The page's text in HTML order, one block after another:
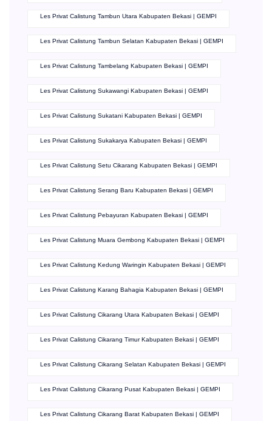
Les Privat Calistung Tambun Utara Kabupaten Bekasi | GEMPI
Les Privat Calistung Tambun Selatan Kabupaten Bekasi | GEMPI
Les Privat Calistung Tambelang Kabupaten Bekasi | GEMPI
Les Privat Calistung Sukawangi Kabupaten Bekasi | GEMPI
Les Privat Calistung Sukatani Kabupaten Bekasi | GEMPI
Les Privat Calistung Sukakarya Kabupaten Bekasi | GEMPI
Les Privat Calistung Setu Cikarang Kabupaten Bekasi | GEMPI
Les Privat Calistung Serang Baru Kabupaten Bekasi | GEMPI
Les Privat Calistung Pebayuran Kabupaten Bekasi | GEMPI
Les Privat Calistung Muara Gembong Kabupaten Bekasi | GEMPI
Les Privat Calistung Kedung Waringin Kabupaten Bekasi | GEMPI
Les Privat Calistung Karang Bahagia Kabupaten Bekasi | GEMPI
Les Privat Calistung Cikarang Utara Kabupaten Bekasi | GEMPI
Les Privat Calistung Cikarang Timur Kabupaten Bekasi | GEMPI
Les Privat Calistung Cikarang Selatan Kabupaten Bekasi | GEMPI
Les Privat Calistung Cikarang Pusat Kabupaten Bekasi | GEMPI
Les Privat Calistung Cikarang Barat Kabupaten Bekasi | GEMPI